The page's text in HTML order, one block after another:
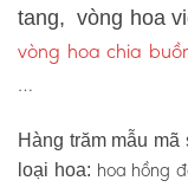
tang, vòng hoa
vòng hoa chia
…
Hàng trăm mẫu
loại hoa: hoa hồng